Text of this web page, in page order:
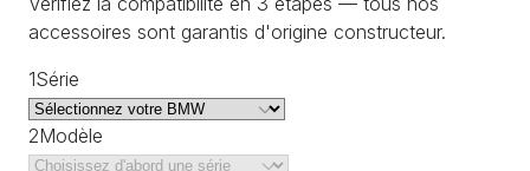
accessoires sont garantis d'origine constructeur.
1Série
2Modèle